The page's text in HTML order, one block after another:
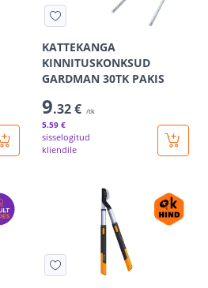
KATTEKANGA
KINNITUSKONKSUD
GARDMAN 30TK PAKIS
9.32 € /tk
5.59 €
sisselogitud
kliendile